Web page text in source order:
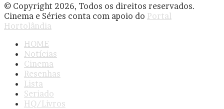
© Copyright 2026, Todos os direitos reservados.
Cinema e Séries conta com apoio do Portal
Hortolândia
HOME
Notícias
Cinema
Resenhas
Lista
Seriado
HQ/Livros